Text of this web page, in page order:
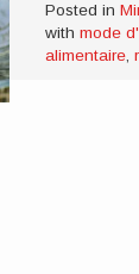
Posted in
withmode
alimentaire,